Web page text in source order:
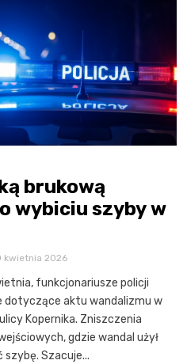
brukową
wybiciu szyby w
2026
funkcjonariusze policji
dotyczące aktu wandalizmu w
Kopernika. Zniszczenia
gdzie wandal użył
szybę. Szacuje...